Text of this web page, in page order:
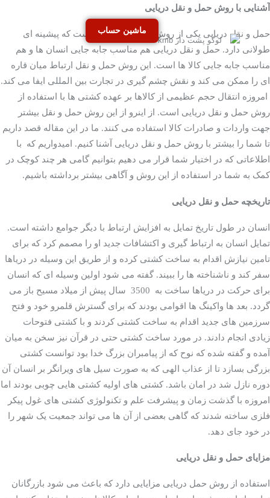
بودن این روش
ماشین حساب
آشنایی با روش حمل و نقل دریایی
حمل و نقل دریایی یکی از روش های حمل و نقل است که پیشینه ای
طولانی دارد. حمل و نقل دریایی هم مناسب جابه جایی انسان ها و هم
مناسب جابه جایی کالا ها است. این روش حمل و نقل ارتباط میان قاره
ای را ممکن می کند و نقش چشم گیری در تجارت بین المللی ایفا می کند.
امروزه انتقال حجم عظیمی از کالاها بر عهده کشتی ها با استفاده از
روش حمل و نقل دریایی است. از اینرو از این روش حمل و نقل بیشتر
جهت واردات و صادرات کالا استفاده می کنند. ما در این مقاله قصد داریم
تا شما را بیشتر با روش حمل و نقل دریایی آشنا کنیم. امیدواریم که با
اطلاعاتی که در اختیار شما قرار می دهیم بتوانیم گامی هر چند کوچک در
کمک به شما در استفاده از این روش و آگاهی بیشتر برداشته باشیم.
تاریخچه حمل و نقل دریایی
انسان در طول تاریخ تمایل به افزایش ارتباط با دیگر جوامع داشته است.
تمایل انسان به ارتباط گیری و اکتشافات جدید او را مصمم کرد که برای
تامین نیازش اقدام به ساخت کشتی کرده و از طریق این وسیله در دریاها
سفر کند و ناشناخته ها را ببیند. گفته می شود اولین وسیله ای که انسان
برای حرکت در دریاها ساخت به 3500 سال پیش از میلاد مسیح باز می
گردد. بعد ها واکینگ ها اقوامی بودند که برای گسترش قلمرو خود و فتح
سرزمین های جدید اقدام به ساخت کشتی کردند و با کشتی فتوحات
زیادی انجام دادند. در مورد ساخت کشتی حتی در قرآن نیز سخن به میان
آمده و گفته شده که نوح که از پیامبران بزرگ خدا بود توانست کشتی
بزرگی بسازد تا از عذاب الهی که به صورت سیل های ویرانگر بر انسان آن
دوره نازل شد در امان باشد. کشتی های اولیه کشتی هایی چوبی بودند اما
امروزه با گذشت زمان و پیشرفت علم و تکنولوژی کشتی های غول پیکر
فلزی ساخته شدند که گاهی بعضی از آن ها می تواند جمعیت یک شهر را
در خود جای دهد.
مزایای حمل و نقل دریایی
استفاده از روش حمل دریایی مزایایی دارد که باعث می شود بازرگانان